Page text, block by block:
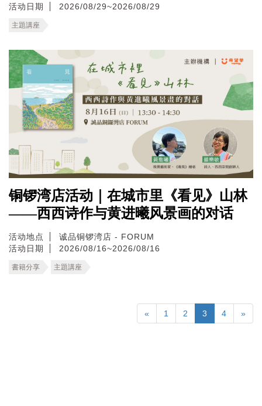
活动日期
2026/08/29~2026/08/29
主題講座
铜锣湾店活动｜在城市里《看见》山林
——西西诗作与黄进曦风景画的对话
活动地点
诚品铜锣湾店 - FORUM
活动日期
2026/08/16~2026/08/16
書籍分享 主題講座
« 1 2 3 4 »